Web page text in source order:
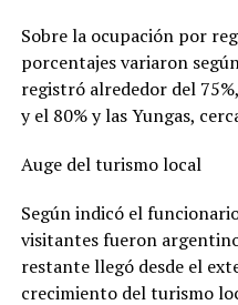
Sobre la ocupación por
porcentajes variaron
registró alrededor del
y el 80% y las Yungas,
Auge del turismo local
Según indicó el
visitantes fueron
restante llegó desde el
crecimiento del turismo